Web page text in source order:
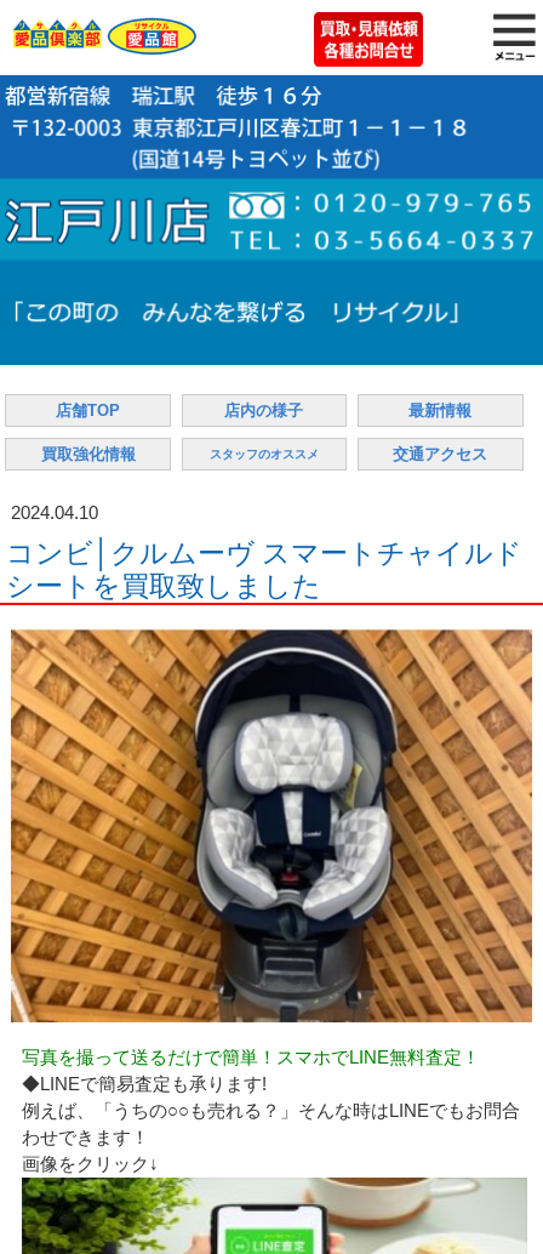
店舗TOP 店内の様子 最新情報
買取強化情報 スタッフのオススメ 交通アクセス
2024.04.10
コンビ│クルムーヴ スマートチャイルド
シートを買取致しました
写真を撮って送るだけで簡単！スマホでLINE無料査定！
◆LINEで簡易査定も承ります!
例えば、「うちの○○も売れる？」そんな時はLINEでもお問合
わせできます！
画像をクリック↓